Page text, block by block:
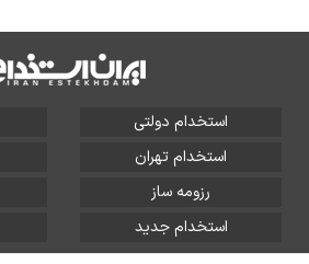
استخدام دولتی
استخدام تهران
رزومه ساز
استخدام جدید